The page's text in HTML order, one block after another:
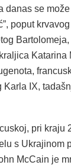
danas se
poput
Katarina
Karla IX,
pri kraju
s Ukrajinom
McCain je